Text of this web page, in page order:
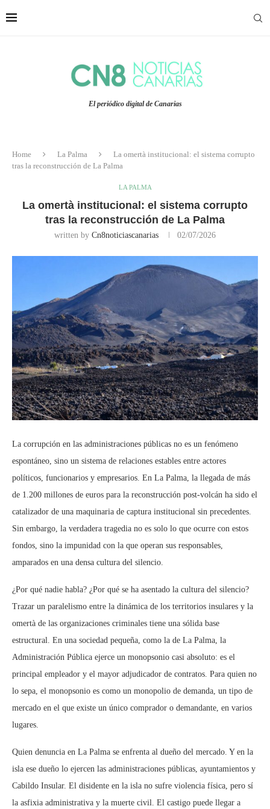
El periódico digital de Canarias
Home La Palma
La omertà institucional: el sistema corrupto
tras la reconstrucción de La Palma
LA PALMA
La omertà institucional: el sistema corrupto
tras la reconstrucción de La Palma
written by Cn8noticiascanarias 02/07/2026
La corrupción en las administraciones públicas no es un fenómeno
espontáneo, sino un sistema de relaciones estables entre actores
políticos, funcionarios y empresarios. En La Palma, la llegada de más
de 1.200 millones de euros para la reconstrucción post-volcán ha sido el
catalizador de una maquinaria de captura institucional sin precedentes.
Sin embargo, la verdadera tragedia no es solo lo que ocurre con estos
fondos, sino la impunidad con la que operan sus responsables,
amparados en una densa cultura del silencio.
¿Por qué nadie habla? ¿Por qué se ha asentado la cultura del silencio?
Trazar un paralelismo entre la dinámica de los territorios insulares y la
omertà de las organizaciones criminales tiene una sólida base
estructural. En una sociedad pequeña, como la de La Palma, la
Administración Pública ejerce un monopsonio casi absoluto: es el
principal empleador y el mayor adjudicador de contratos. Para quien no
lo sepa, el monopsonio es como un monopolio de demanda, un tipo de
mercado en el que existe un único comprador o demandante, en varios
lugares.
Quien denuncia en La Palma se enfrenta al dueño del mercado. Y en la
isla ese dueño lo ejercen las administraciones públicas, ayuntamientos y
Cabildo Insular. El disidente en la isla no sufre violencia física, pero sí
la asfixia administrativa y la muerte civil. El castigo puede llegar a